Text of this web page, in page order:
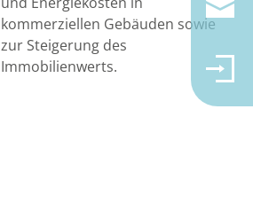
kommerziellen Gebäuden sowie
zur Steigerung des
Immobilienwerts.